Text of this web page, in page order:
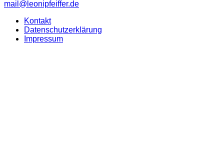
mail@leonipfeiffer.de
Kontakt
Datenschutzerklärung
Impressum